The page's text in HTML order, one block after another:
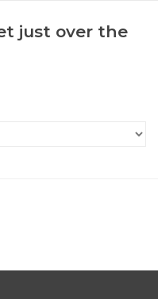
just over the